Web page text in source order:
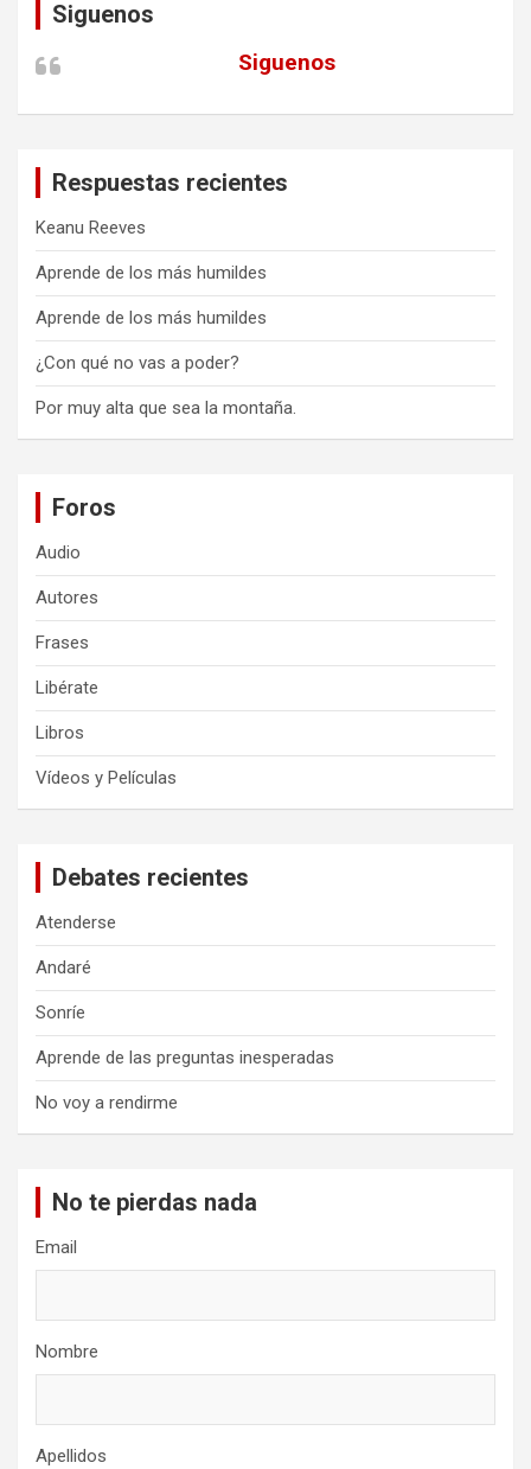
Siguenos
Siguenos
Respuestas recientes
Keanu Reeves
Aprende de los más humildes
Aprende de los más humildes
¿Con qué no vas a poder?
Por muy alta que sea la montaña.
Foros
Audio
Autores
Frases
Libérate
Libros
Vídeos y Películas
Debates recientes
Atenderse
Andaré
Sonríe
Aprende de las preguntas inesperadas
No voy a rendirme
No te pierdas nada
Email
Nombre
Apellidos